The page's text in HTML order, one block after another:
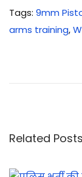
Tags: 9mm
arms training,
गु
औ
Related Posts